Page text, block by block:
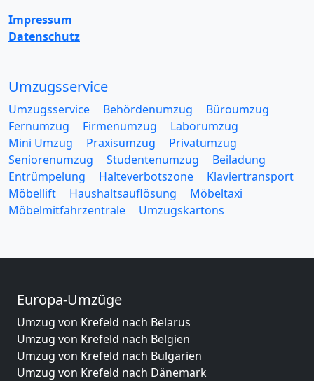
Impressum
Datenschutz
Umzugsservice
Umzugsservice Behördenumzug
Büroumzug
Fernumzug
Firmenumzug
Laborumzug
Mini Umzug
Praxisumzug
Privatumzug
Seniorenumzug
Studentenumzug
Beiladung
Entrümpelung
Halteverbotszone
Klaviertransport
Möbellift
Haushaltsauflösung
Möbeltaxi
Möbelmitfahrzentrale
Umzugskartons
Europa-Umzüge
Umzug von Krefeld nach Belarus
Umzug von Krefeld nach Belgien
Umzug von Krefeld nach Bulgarien
Umzug von Krefeld nach Dänemark